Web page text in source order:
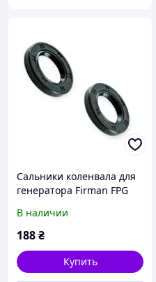
Сальники коленвала для
генератора Firman FPG
В наличии
188₴
Купить